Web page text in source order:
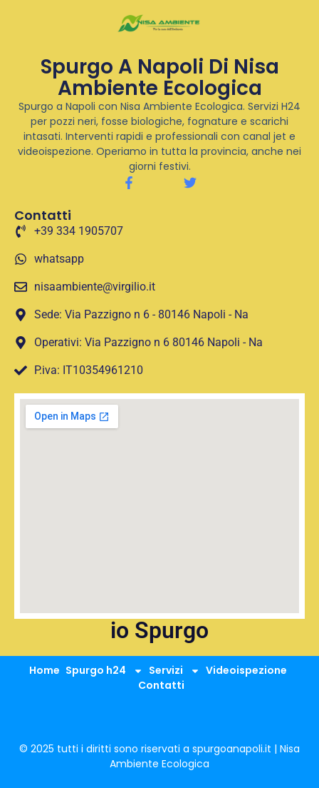
Spurgo A Napoli Di Nisa
Ambiente Ecologica
Spurgo a Napoli con Nisa Ambiente Ecologica. Servizi H24
per pozzi neri, fosse biologiche, fognature e scarichi
intasati. Interventi rapidi e professionali con canal jet e
videoispezione. Operiamo in tutta la provincia, anche nei
giorni festivi.
Contatti
+39 334 1905707
whatsapp
nisaambiente@virgilio.it
Sede: Via Pazzigno n 6 - 80146 Napoli - Na
Operativi: Via Pazzigno n 6 80146 Napoli - Na
P.iva: IT10354961210
io Spurgo
Home Spurgo h24 Servizi
Videoispezione
Contatti
© 2025 tutti i diritti sono riservati a spurgoanapoli.it | Nisa
Ambiente Ecologica